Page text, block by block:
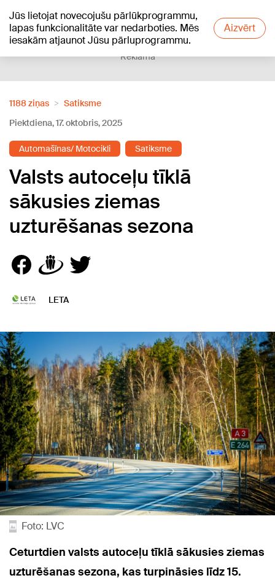
Jūs lietojat novecojušu pārlūkprogrammu,
lapas funkcionalitāte var nedarboties. Mēs
iesakām atjaunot Jūsu pārluprogrammu.
Aizvērt
+12°C
Reklāma
1188 ziņas
Satiksme
Piektdiena, 17. oktobris, 2025
Automašīnas/ Motocikli Satiksme
Valsts autoceļu tīklā
sākusies ziemas
uzturēšanas sezona
LETA
Foto: LVC
Ceturtdien valsts autoceļu tīklā sākusies ziemas
uzturēšanas sezona, kas turpināsies līdz 15.